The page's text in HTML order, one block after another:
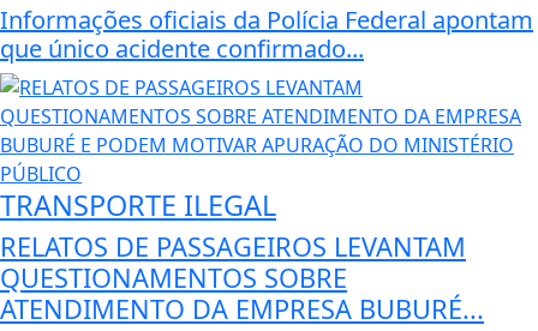
Informações oficiais da Polícia Federal apontam
que único acidente confirmado...
TRANSPORTE ILEGAL
RELATOS DE PASSAGEIROS LEVANTAM
QUESTIONAMENTOS SOBRE
ATENDIMENTO DA EMPRESA BUBURÉ...